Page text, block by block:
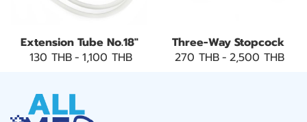
Extension Tube No.18"
130 THB- 1,100 THB
Three-Way Stopcock
270 THB- 2,500 THB